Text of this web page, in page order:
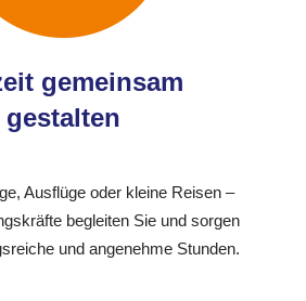
gemeinsam
gestalten
Ausflüge oder kleine Reisen –
begleiten Sie und sorgen
und angenehme Stunden.